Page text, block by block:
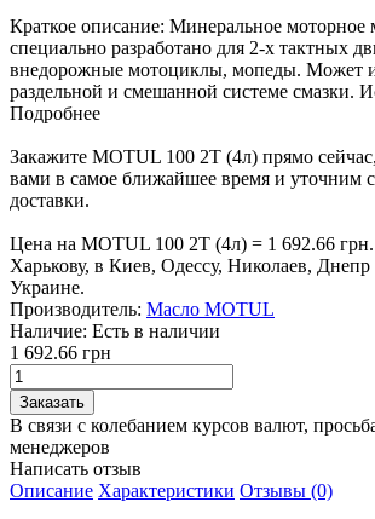
Краткое описание: Минеральное моторное
специально разработано для 2-х тактных
внедорожные мотоциклы, мопеды. Может
раздельной и смешанной системе смазки.
Подробнее
Закажите MOTUL 100 2T (4л) прямо
вами в самое ближайшее время и уточним
доставки.
Цена на MOTUL 100 2T (4л) = 1 692.66 грн.
Харькову, в Киев, Одессу, Николаев, Днепр
Украине.
Производитель: Масло MOTUL
Наличие: Есть в наличии
1 692.66 грн
В связи с колебанием курсов валют,
менеджеров
Написать отзыв
Описание Характеристики Отзывы (0)